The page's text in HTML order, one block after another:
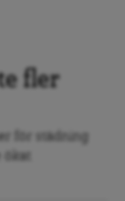
fler
för städning